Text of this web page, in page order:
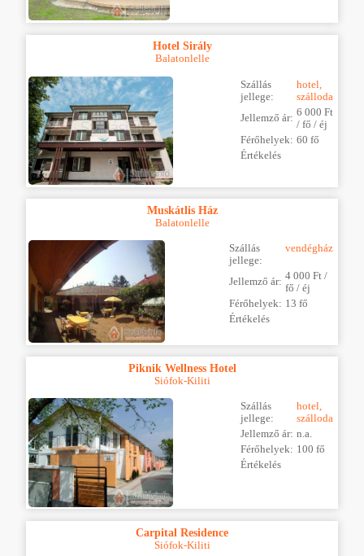
Hotel Sirály
Balatonlelle
Szállás
jellege:
hotel,
szálloda
Jellemző ár: 6 000 Ft
/ fő / éj
Férőhelyek: 60 fő
Értékelés
Muskátlis Ház
Balatonlelle
Szállás
jellege:
vendégház
Jellemző ár: 4 000 Ft /
fő / éj
Férőhelyek: 13 fő
Értékelés
Piknik Wellness Hotel
Siófok-Kiliti
Szállás
jellege:
hotel,
szálloda
Jellemző ár: n.a.
Férőhelyek: 100 fő
Értékelés
Carpital Residence
Siófok-Kiliti